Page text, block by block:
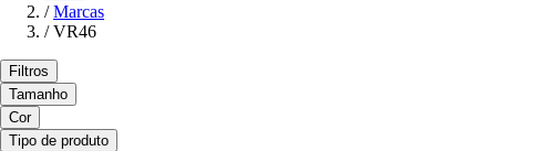
/ Marcas
/ VR46
Filtros
Tamanho
Cor
Tipo de produto